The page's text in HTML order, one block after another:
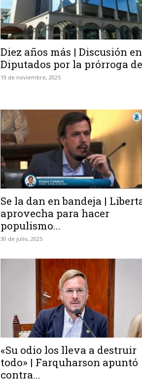
Diez años más | Discusión en
Diputados por la prórroga
19 de noviembre, 2025
Se la dan en bandeja |
aprovecha para hacer
populismo...
30 de julio, 2025
«Su odio los lleva a destruir
todo» | Farquharson apuntó
contra...